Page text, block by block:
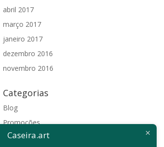
abril 2017
março 2017
janeiro 2017
dezembro 2016
novembro 2016
Categorias
Blog
Promoções
Sem categoria
Caseira.art